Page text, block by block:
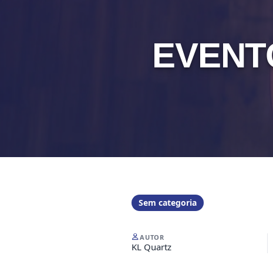
Sem categoria
AUTOR
KL Quartz